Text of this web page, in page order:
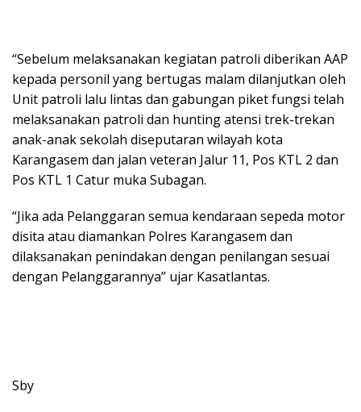
“Sebelum melaksanakan kegiatan patroli diberikan AAP
kepada personil yang bertugas malam dilanjutkan oleh
Unit patroli lalu lintas dan gabungan piket fungsi telah
melaksanakan patroli dan hunting atensi trek-trekan
anak-anak sekolah diseputaran wilayah kota
Karangasem dan jalan veteran Jalur 11, Pos KTL 2 dan
Pos KTL 1 Catur muka Subagan.
“Jika ada Pelanggaran semua kendaraan sepeda motor
disita atau diamankan Polres Karangasem dan
dilaksanakan penindakan dengan penilangan sesuai
dengan Pelanggarannya” ujar Kasatlantas.
Sby